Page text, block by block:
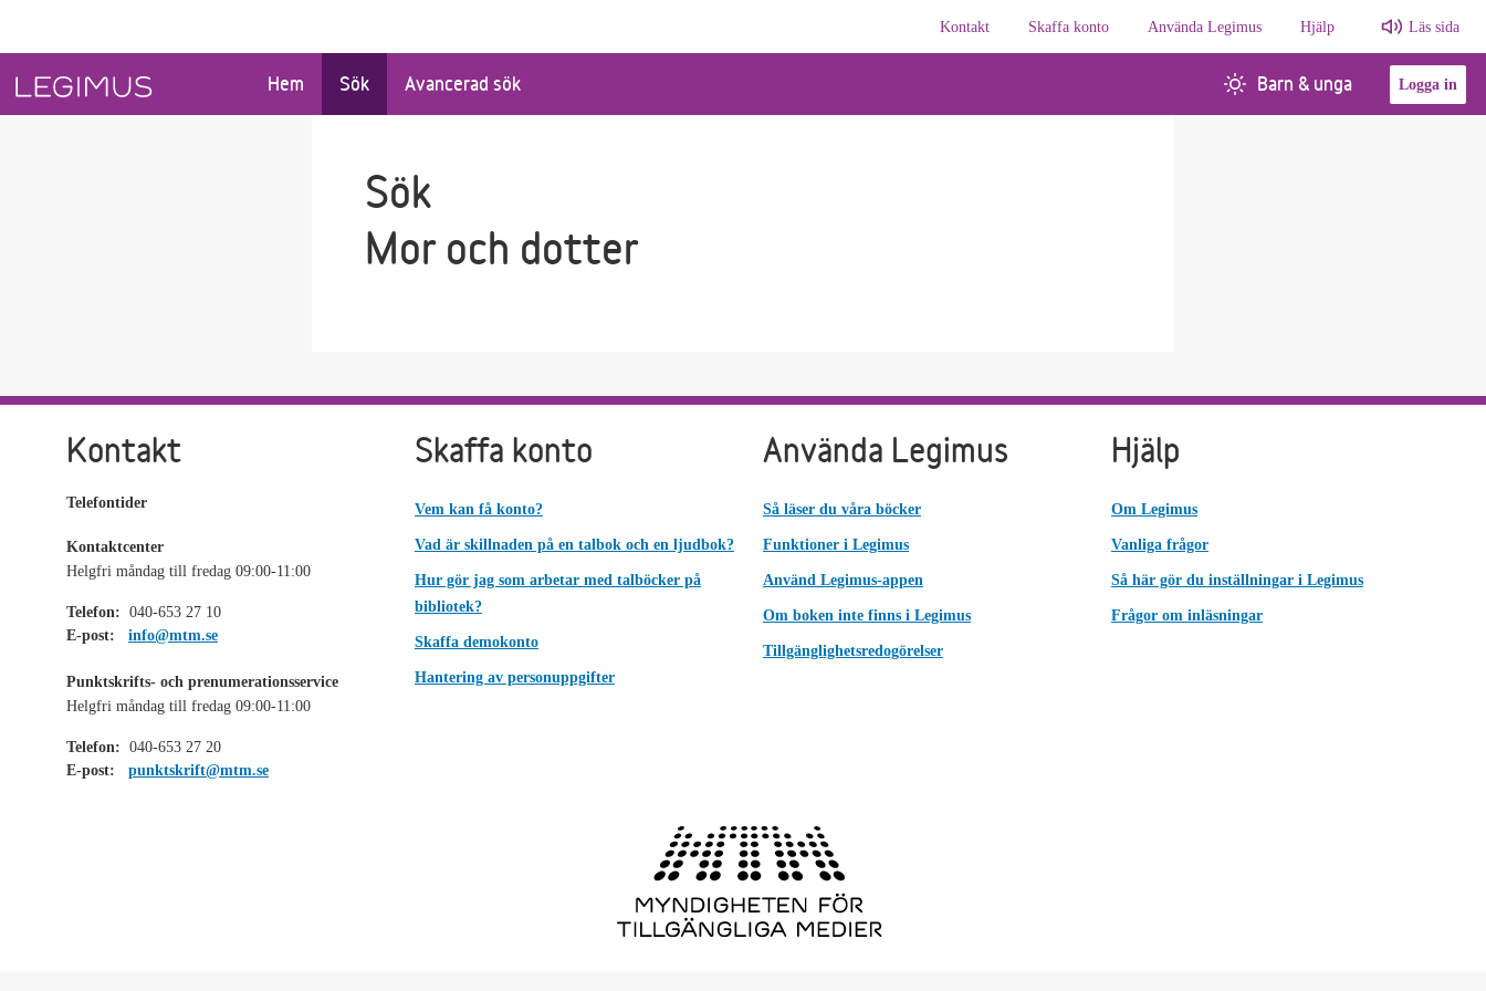
Kontakt
Skaffa konto Använda Legimus Hjälp Läs sida
Hem Sök Avancerad sök Barn & unga Logga in
Sök
Mor och dotter
Kontakt
Telefontider
Kontaktcenter
Helgfri måndag till fredag 09:00-11:00
Telefon: 040-653 27 10
E-post:
info@mtm.se
Punktskrifts- och prenumerationsservice
Helgfri måndag till fredag 09:00-11:00
Telefon: 040-653 27 20
E-post:
punktskrift@mtm.se
Skaffa konto
Vem kan få konto?
Vad är skillnaden på en talbok och en ljudbok?
Hur gör jag som arbetar med talböcker på
bibliotek?
Skaffa demokonto
Hantering av personuppgifter
Använda Legimus
Så läser du våra böcker
Funktioner i Legimus
Använd Legimus-appen
Om boken inte finns i Legimus
Tillgänglighetsredogörelser
Hjälp
Om Legimus
Vanliga frågor
Så här gör du inställningar i Legimus
Frågor om inläsningar